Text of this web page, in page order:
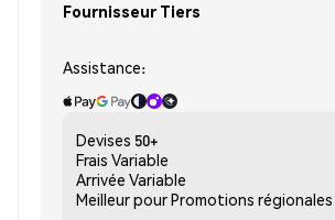
Fournisseur Tiers
Assistance:
Devises 50+
Frais Variable
Arrivée Variable
Meilleur pourPromotions régionales